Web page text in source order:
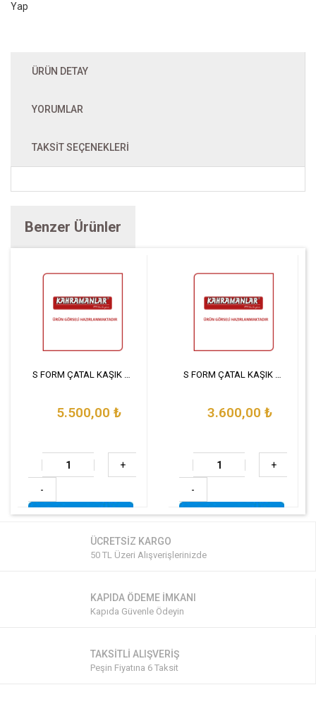
Yap
ÜRÜN DETAY
YORUMLAR
TAKSIT SEÇENEKLERI
Benzer Ürünler
S FORM ÇATAL KAŞIK BIÇAK TAKIMI 90 PARÇA SET
5.500,00 ₺
+
-
S FORM ÇATAL KAŞIK BIÇAK TAKIMI 72 PARÇA SET
3.600,00 ₺
+
-
ÜCRETSİZ KARGO
50 TL Üzeri Alışverişlerinizde
KAPIDA ÖDEME İMKANI
Kapıda Güvenle Ödeyin
TAKSİTLİ ALIŞVERİŞ
Peşin Fiyatına 6 Taksit